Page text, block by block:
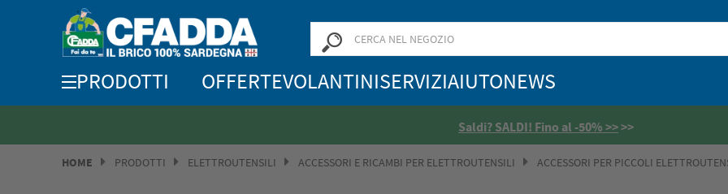
PRODOTTI OFFERTEVOLANTINISERVIZIAIUTONEWS
Saldi? SALDI! Fino al -50% >>>>
HOME PRODOTTI ELETTROUTENSILI ACCESSORI E RICAMBI PER ELETTROUTENSILI ACCESSORI PER PICCOLI